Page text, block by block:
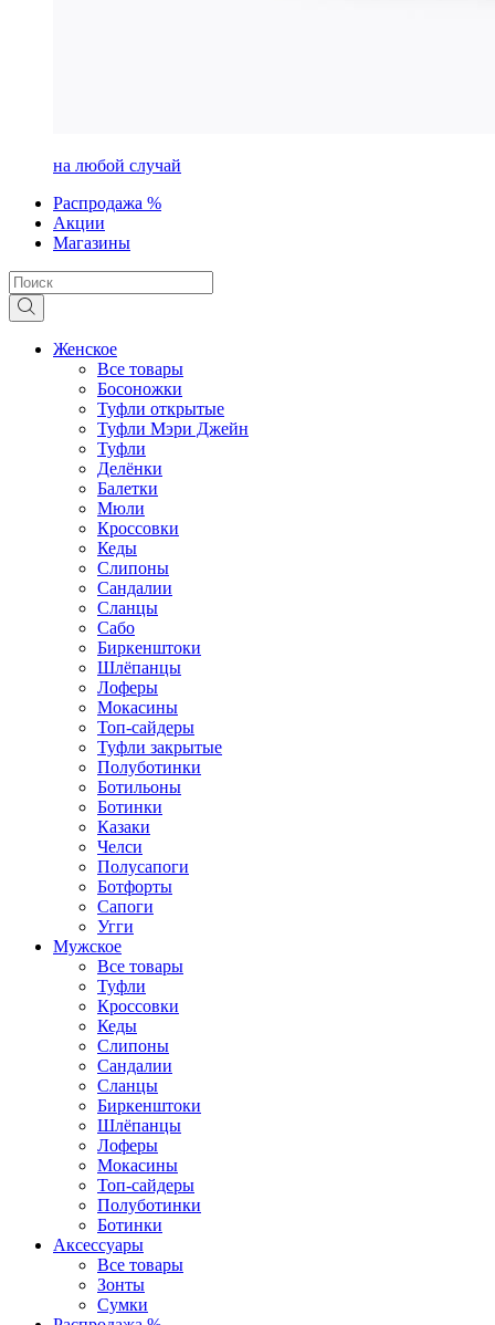
на любой случай
Распродажа %
Акции
Магазины
Женское
Все товары
Босоножки
Туфли открытые
Туфли Мэри Джейн
Туфли
Делёнки
Балетки
Мюли
Кроссовки
Кеды
Слипоны
Сандалии
Сланцы
Сабо
Биркенштоки
Шлёпанцы
Лоферы
Мокасины
Топ-сайдеры
Туфли закрытые
Полуботинки
Ботильоны
Ботинки
Казаки
Челси
Полусапоги
Ботфорты
Сапоги
Угги
Мужское
Все товары
Туфли
Кроссовки
Кеды
Слипоны
Сандалии
Сланцы
Биркенштоки
Шлёпанцы
Лоферы
Мокасины
Топ-сайдеры
Полуботинки
Ботинки
Аксессуары
Все товары
Зонты
Сумки